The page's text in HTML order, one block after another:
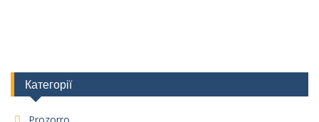
Категорії